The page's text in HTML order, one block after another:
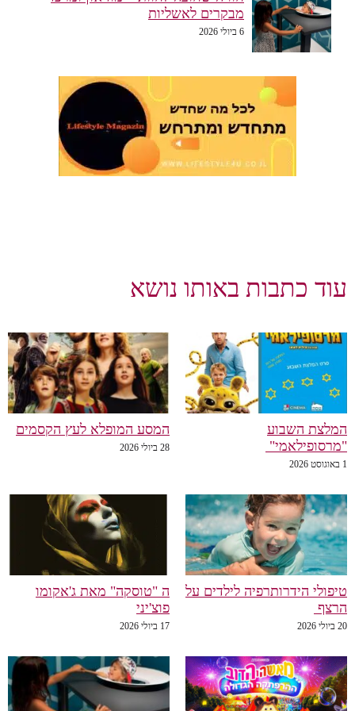
מבקרים לאשליות
6 ביולי 2026
כתבות באותו נושא
השבוע
המסע המופלא לעץ הקסמים
הידרותרפיה לילדים על
ה "טוסקה" מאת ג'אקומו
פוצ'יני